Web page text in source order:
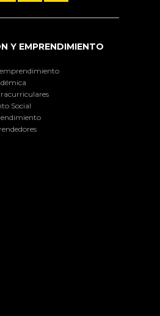
Y EMPRENDIMIENTO
emprendimiento
Social